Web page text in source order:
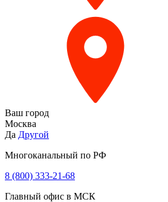
Ваш город
Москва
Да Другой
Многоканальный по РФ
8 (800) 333‑21-68
Главный офис в МСК